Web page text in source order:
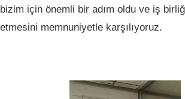
bizim için önemli bir adım oldu ve iş
etmesini memnuniyetle karşılıyoruz.